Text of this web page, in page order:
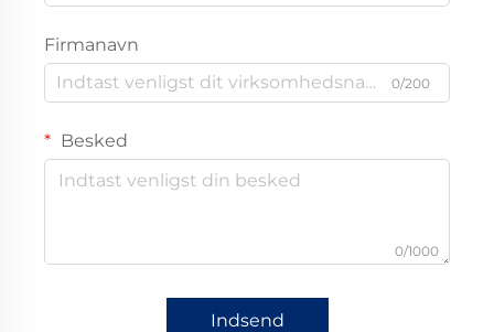
Firmanavn
0/200
Besked
0/1000
Indsend